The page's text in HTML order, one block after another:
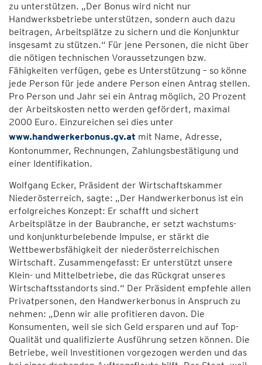
zu unterstützen. „Der Bonus wird nicht nur
Handwerksbetriebe unterstützen, sondern auch dazu
beitragen, Arbeitsplätze zu sichern und die Konjunktur
insgesamt zu stützen.“ Für jene Personen, die nicht über
die nötigen technischen Voraussetzungen bzw.
Fähigkeiten verfügen, gebe es Unterstützung – so könne
jede Person für jede andere Person einen Antrag stellen.
Pro Person und Jahr sei ein Antrag möglich, 20 Prozent
der Arbeitskosten netto werden gefördert, maximal
2000 Euro. Einzureichen sei dies unter
www.handwerkerbonus.gv.at mit Name, Adresse,
Kontonummer, Rechnungen, Zahlungsbestätigung und
einer Identifikation.
Wolfgang Ecker, Präsident der Wirtschaftskammer
Niederösterreich, sagte: „Der Handwerkerbonus ist ein
erfolgreiches Konzept: Er schafft und sichert
Arbeitsplätze in der Baubranche, er setzt wachstums-
und konjunkturbelebende Impulse, er stärkt die
Wettbewerbsfähigkeit der niederösterreichischen
Wirtschaft. Zusammengefasst: Er unterstützt unsere
Klein- und Mittelbetriebe, die das Rückgrat unseres
Wirtschaftsstandorts sind.“ Der Präsident empfehle allen
Privatpersonen, den Handwerkerbonus in Anspruch zu
nehmen: „Denn wir alle profitieren davon. Die
Konsumenten, weil sie sich Geld ersparen und auf Top-
Qualität und qualifizierte Ausführung setzen können. Die
Betriebe, weil Investitionen vorgezogen werden und das